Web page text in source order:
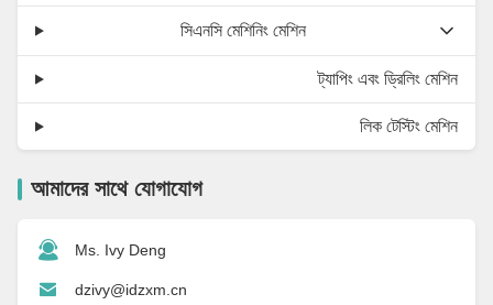
সিএনসি মেশিনিং মেশিন
ট্যাপিং এবং ড্রিলিং মেশিন
লিক টেস্টিং মেশিন
আমাদের সাথে যোগাযোগ
Ms. Ivy Deng
dzivy@idzxm.cn